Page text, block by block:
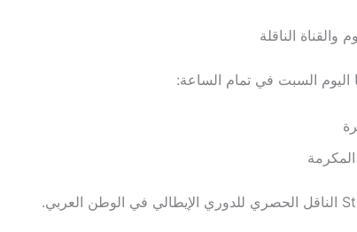
والقناة الناقلة
اليوم السبت في تمام الساعة: